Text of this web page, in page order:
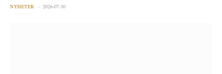
NYHETER 2026-07-30